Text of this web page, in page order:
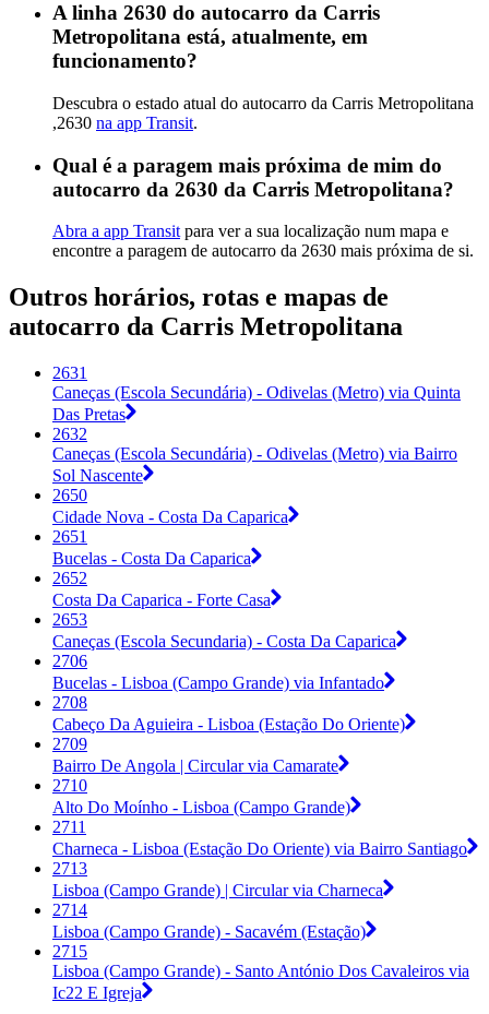
A linha 2630 do autocarro da Carris
Metropolitana está, atualmente, em
funcionamento?
Descubra o estado atual do autocarro da Carris Metropolitana
,2630 na app Transit.
Qual é a paragem mais próxima de mim do
autocarro da 2630 da Carris Metropolitana?
Abra a app Transit para ver a sua localização num mapa e
encontre a paragem de autocarro da 2630 mais próxima de si.
Outros horários, rotas e mapas de
autocarro da Carris Metropolitana
2631
Caneças (Escola Secundária) - Odivelas (Metro) via Quinta
Das Pretas
2632
Caneças (Escola Secundária) - Odivelas (Metro) via Bairro
Sol Nascente
2650
Cidade Nova - Costa Da Caparica
2651
Bucelas - Costa Da Caparica
2652
Costa Da Caparica - Forte Casa
2653
Caneças (Escola Secundaria) - Costa Da Caparica
2706
Bucelas - Lisboa (Campo Grande) via Infantado
2708
Cabeço Da Aguieira - Lisboa (Estação Do Oriente)
2709
Bairro De Angola | Circular via Camarate
2710
Alto Do Moínho - Lisboa (Campo Grande)
2711
Charneca - Lisboa (Estação Do Oriente) via Bairro Santiago
2713
Lisboa (Campo Grande) | Circular via Charneca
2714
Lisboa (Campo Grande) - Sacavém (Estação)
2715
Lisboa (Campo Grande) - Santo António Dos Cavaleiros via
Ic22 E Igreja